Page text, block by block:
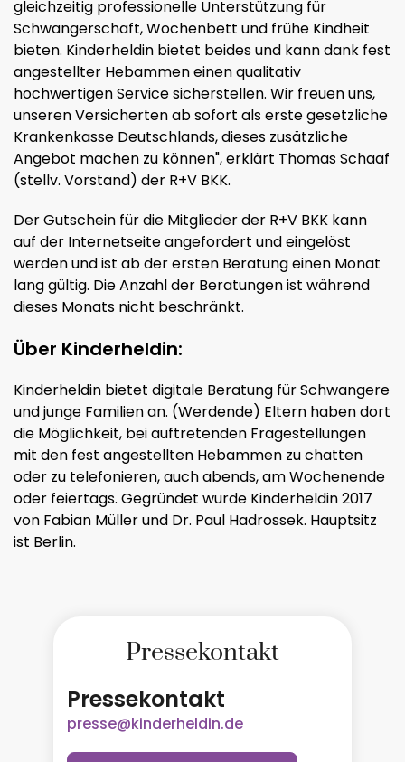
gleichzeitig professionelle Unterstützung für
Schwangerschaft, Wochenbett und frühe Kindheit
bieten. Kinderheldin bietet beides und kann dank fest
angestellter Hebammen einen qualitativ
hochwertigen Service sicherstellen. Wir freuen uns,
unseren Versicherten ab sofort als erste gesetzliche
Krankenkasse Deutschlands, dieses zusätzliche
Angebot machen zu können", erklärt Thomas Schaaf
(stellv. Vorstand) der R+V BKK.
Der Gutschein für die Mitglieder der R+V BKK kann
auf der Internetseite angefordert und eingelöst
werden und ist ab der ersten Beratung einen Monat
lang gültig. Die Anzahl der Beratungen ist während
dieses Monats nicht beschränkt.
Über Kinderheldin:
Kinderheldin bietet digitale Beratung für Schwangere
und junge Familien an. (Werdende) Eltern haben dort
die Möglichkeit, bei auftretenden Fragestellungen
mit den fest angestellten Hebammen zu chatten
oder zu telefonieren, auch abends, am Wochenende
oder feiertags. Gegründet wurde Kinderheldin 2017
von Fabian Müller und Dr. Paul Hadrossek. Hauptsitz
ist Berlin.
Pressekontakt
Pressekontakt
presse@kinderheldin.de